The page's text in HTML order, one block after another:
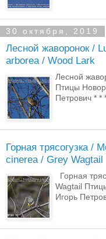
30 октября, 2019
Лесной жаворонок /
arborea / Wood Lark
Лесной
Птицы
Петрович *
Горная трясогузка /
cinerea / Grey Wagtail
Горная
Wagtail
Игорь